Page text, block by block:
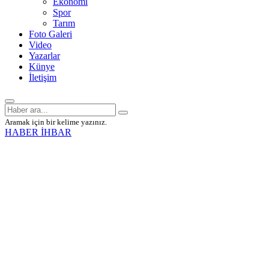
Spor
Tarım
Foto Galeri
Video
Yazarlar
Künye
İletişim
Aramak için bir kelime yazınız.
HABER İHBAR